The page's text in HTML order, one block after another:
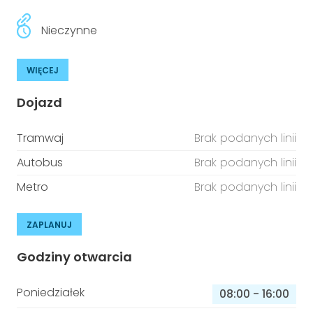
Nieczynne
WIĘCEJ
Dojazd
Tramwaj
Brak podanych linii
Autobus
Brak podanych linii
Metro
Brak podanych linii
ZAPLANUJ
Godziny otwarcia
Poniedziałek 08:00 - 16:00